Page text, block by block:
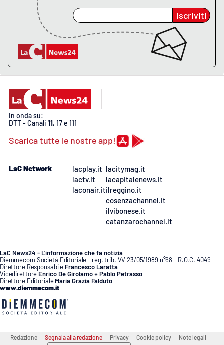
Iscriviti
In onda su:
DTT - Canali 11, 17 e 111
Scarica tutte le nostre app!
LaC Network
lacplay.it
lactv.it
laconair.it
lacitymag.it
lacapitalenews.it
ilreggino.it
cosenzachannel.it
ilvibonese.it
catanzarochannel.it
LaC News24 - L’informazione che fa notizia
Diemmecom Società Editoriale - reg. trib. VV 23/05/1989 n°68 - R.O.C. 4049
Direttore Responsabile Francesco Laratta
Vicedirettore Enrico De GirolamoePablo Petrasso
Direttore Editoriale Maria Grazia Falduto
www.diemmecom.it
Redazione Segnala alla redazione Privacy Cookie policy Note legali